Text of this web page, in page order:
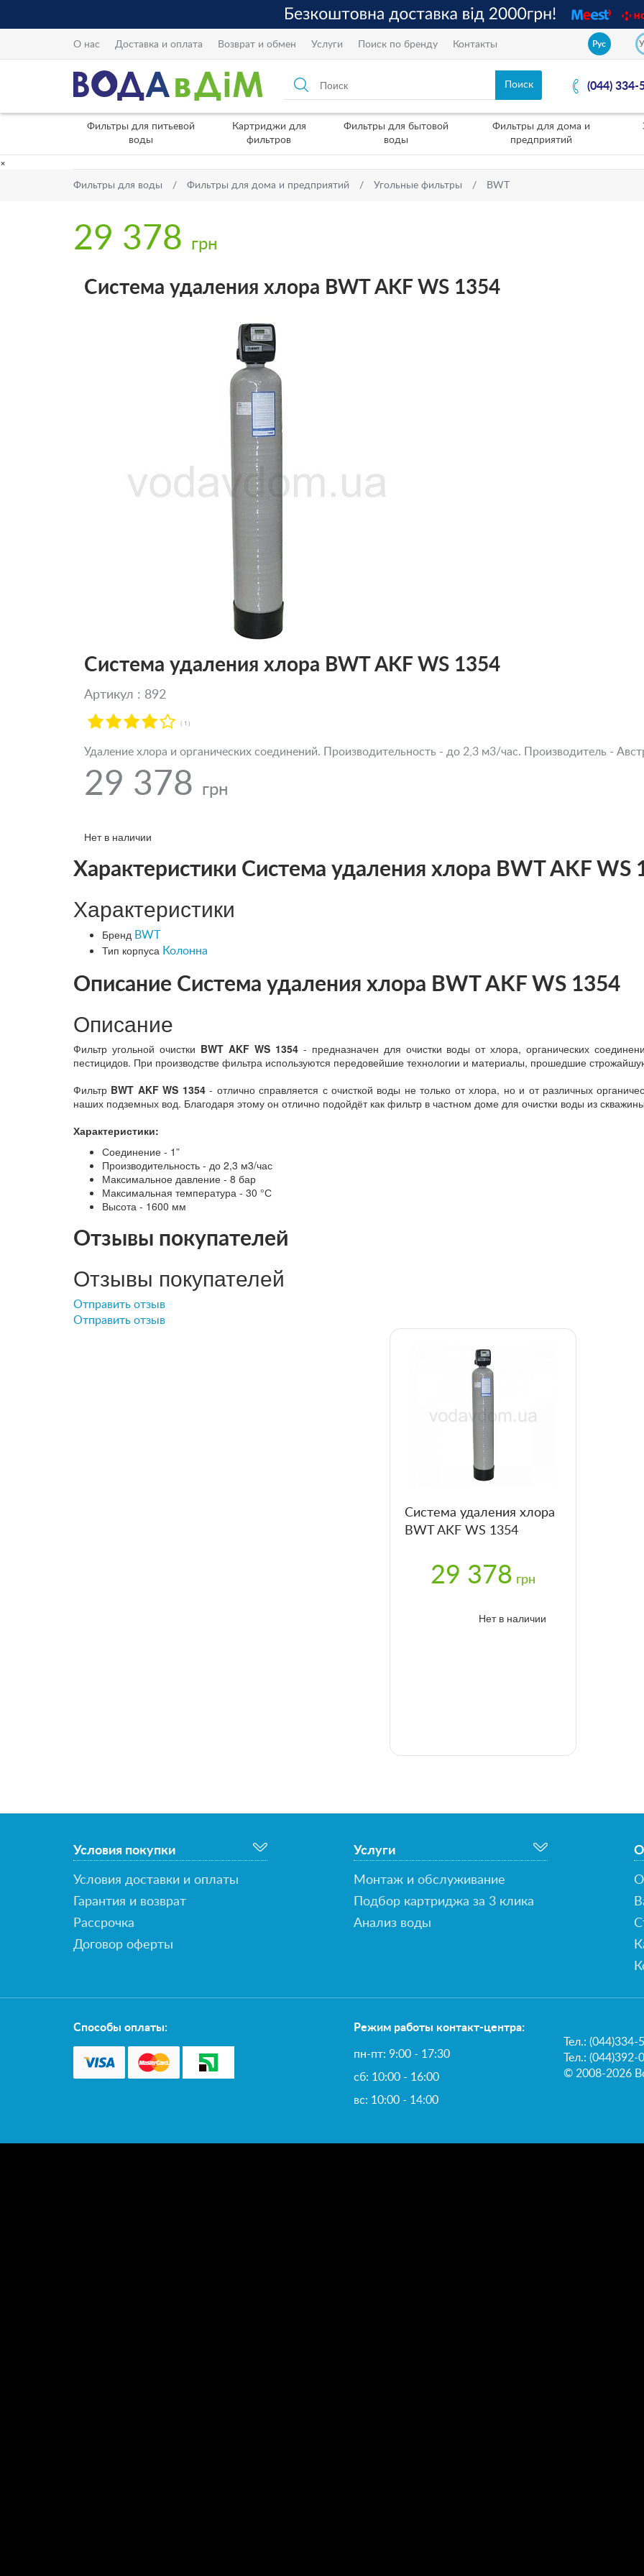
О нас Доставка и оплата Возврат и обмен Услуги Поиск по бренду Контакты Рус
(044) 334-
Фильтры для питьевой
воды
Картриджи для
фильтров
Фильтры для бытовой
воды
Фильтры для дома и
предприятий
×
Фильтры для воды Фильтры для дома и предприятий Угольные фильтры BWT
29 378 грн
Система удаления хлора BWT AKF WS 1354
Система удаления хлора BWT AKF WS 1354
Артикул : 892
( 1 )
Удаление хлора и органических соединений. Производительность - до 2,3 м3/час. Производитель -
29 378 грн
Нет в наличии
Характеристики Система удаления хлора BWT AKF WS
Характеристики
Бренд BWT
Тип корпуса Колонна
Описание Система удаления хлора BWT AKF WS 1354
Описание
Фильтр угольной очистки BWT AKF WS 1354- предназначен для очистки воды от хлора, органических
пестицидов. При производстве фильтра используются передовейшие технологии и материалы, прошедшие
Фильтр BWT AKF WS 1354- отлично справляется с очисткой воды не только от хлора, но и от различных
наших подземных вод. Благодаря этому он отлично подойдёт как фильтр в частном доме для очистки воды из
Характеристики:
Соединение - 1”
Производительность - до 2,3 м3/час
Максимальное давление - 8 бар
Максимальная температура - 30 °С
Высота - 1600 мм
Отзывы покупателей
Отзывы покупателей
Отправить отзыв
Отправить отзыв
Система удаления хлора
BWT AKF WS 1354
29 378 грн
Нет в наличии
Условия покупки
Условия доставки и оплаты
Гарантия и возврат
Рассрочка
Договор оферты
Услуги
Монтаж и обслуживание
Подбор картриджа за 3 клика
Анализ воды
О
О
Способы оплаты: Режим работы контакт-центра:
пн-пт: 9:00 - 17:30
сб: 10:00 - 16:00
вс: 10:00 - 14:00
Тел.:(044)334-
Тел.: (044)392-
© 2008-2026